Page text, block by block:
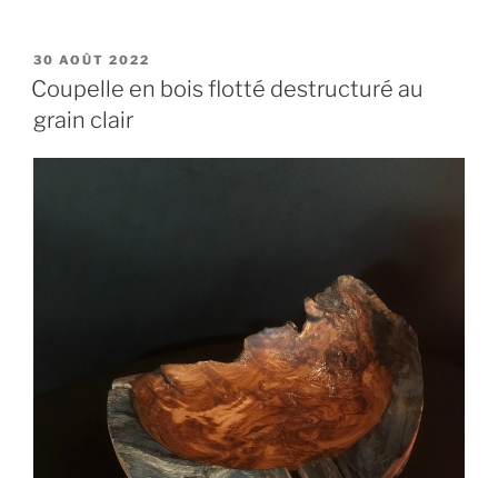
PUBLIÉ
LE
30 AOÛT 2022
Coupelle en bois flotté destructuré au
grain clair